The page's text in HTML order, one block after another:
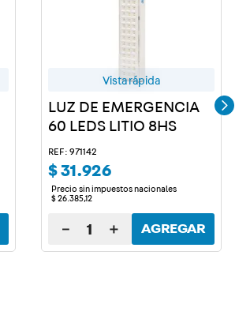
Vista rápida
LUZ DE EMERGENCIA
60 LEDS LITIO 8HS
REF: 971142
$31.926
Precio sin impuestos nacionales
$26 .385,12
＋
－ AGREGAR